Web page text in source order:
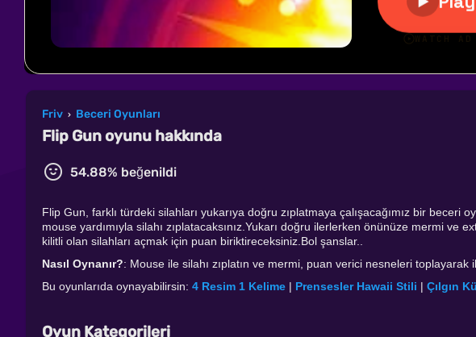
Friv › Beceri Oyunları
Flip Gun oyunu hakkında
54.88% beğenildi
Flip Gun, farklı türdeki silahları yukarıya doğru zıplatmaya çalışacağımız bir beceri
mouse yardımıyla silahı zıplatacaksınız.Yukarı doğru ilerlerken önünüze mermi ve
kilitli olan silahları açmak için puan biriktireceksiniz.Bol şanslar..
Nasıl Oynanır?: Mouse ile silahı zıplatın ve mermi, puan verici nesneleri toplayarak
Bu oyunlarıda oynayabilirsin: 4 Resim 1 Kelime | Prensesler Hawaii Stili | Çılgın
Oyun Kategorileri